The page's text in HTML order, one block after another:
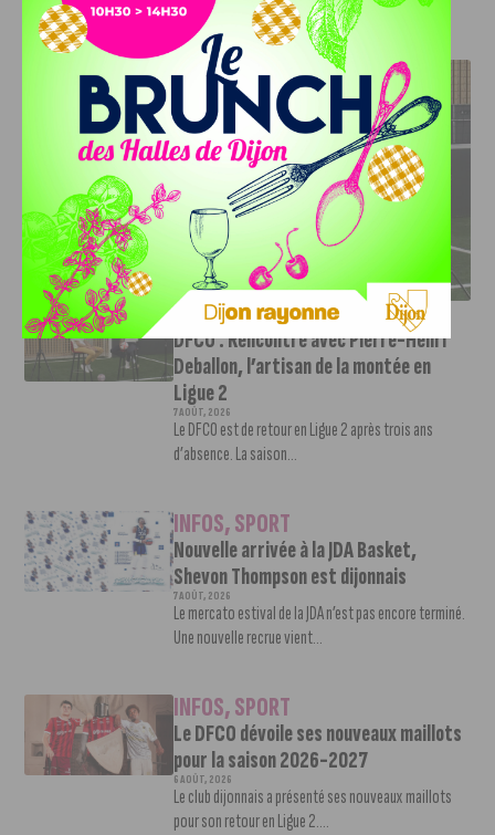
J'AIME LE DFCO
DFCO : RENCONTRE AVEC PIERRE-HENRI DEBALLON,
L’ARTISAN DE LA MONTÉE EN LIGUE 2
INFOS,SPORT
DFCO : Rencontre avec Pierre-Henri
Deballon, l’artisan de la montée en
Ligue 2
7 AOÛT, 2026
Le DFCO est de retour en Ligue 2 après trois ans
d’absence. La saison...
INFOS,SPORT
Nouvelle arrivée à la JDA Basket,
Shevon Thompson est dijonnais
7 AOÛT, 2026
Le mercato estival de la JDA n’est pas encore terminé.
Une nouvelle recrue vient...
INFOS,SPORT
Le DFCO dévoile ses nouveaux maillots
pour la saison 2026-2027
6 AOÛT, 2026
Le club dijonnais a présenté ses nouveaux maillots
pour son retour en Ligue 2....